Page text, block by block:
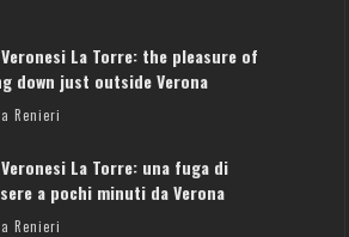
La Torre: the pleasure of
down just outside Verona
Renieri
La Torre: una fuga di
a pochi minuti da Verona
Renieri